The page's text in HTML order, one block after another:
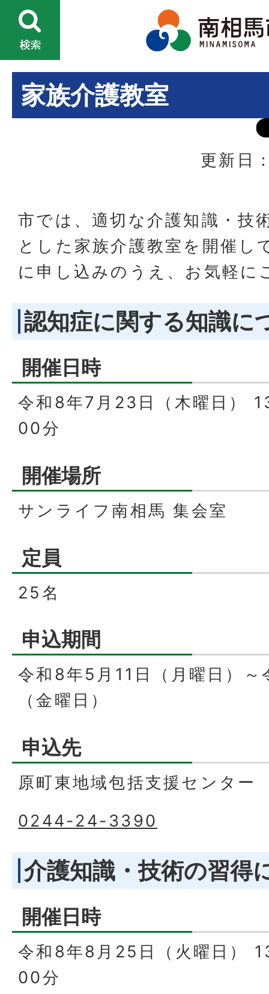
家族介護教室
更新日
市では、適切な介護知識・技
とした家族介護教室を開催し
に申し込みのうえ、お気軽に
認知症に関する知識に
開催日時
令和8年7月23日（木曜日）
00分
開催場所
サンライフ南相馬 集会室
定員
25名
申込期間
令和8年5月11日（月曜日）
（金曜日）
申込先
原町東地域包括支援センター
0244-24-3390
介護知識・技術の習得
開催日時
令和8年8月25日（火曜日）
00分